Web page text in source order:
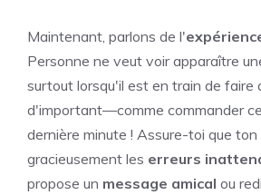
Maintenant, parlons de l'
Personne ne veut voir apparaître
surtout lorsqu'il est en train de faire
d'important—comme commander
dernière minute ! Assure-toi que
gracieusement les erreurs
propose un message amical ou